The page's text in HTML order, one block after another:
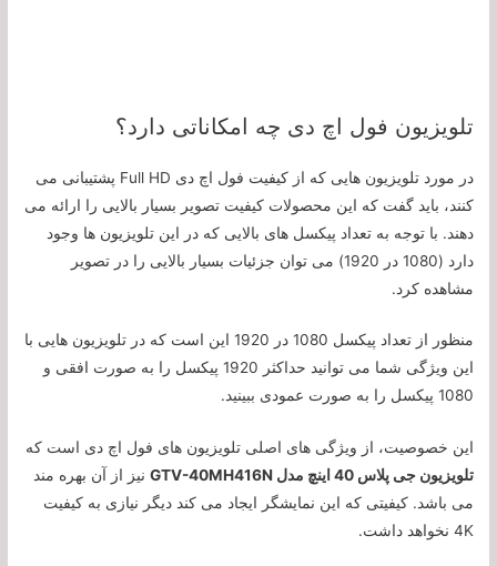
تلویزیون فول اچ دی چه امکاناتی دارد؟
در مورد تلویزیون هایی که از کیفیت فول اچ دی Full HD پشتیبانی می
کنند، باید گفت که این محصولات کیفیت تصویر بسیار بالایی را ارائه می
دهند. با توجه به تعداد پیکسل های بالایی که در این تلویزیون ها وجود
دارد (1080 در 1920) می توان جزئیات بسیار بالایی را در تصویر
مشاهده کرد.
منظور از تعداد پیکسل 1080 در 1920 این است که در تلویزیون هایی با
این ویژگی شما می توانید حداکثر 1920 پیکسل را به صورت افقی و
1080 پیکسل را به صورت عمودی ببینید.
این خصوصیت، از ویژگی های اصلی تلویزیون های فول اچ دی است که
تلویزیون جی پلاس 40 اینچ مدل GTV-40MH416N
نیز از آن بهره مند
می باشد. کیفیتی که این نمایشگر ایجاد می کند دیگر نیازی به کیفیت
4K نخواهد داشت.